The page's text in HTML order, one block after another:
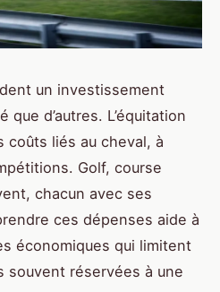
un investissement
d’autres. L’équitation
coûts liés au cheval, à
Golf, course
chacun avec ses
ces dépenses aide à
économiques qui limitent
souvent réservées à une